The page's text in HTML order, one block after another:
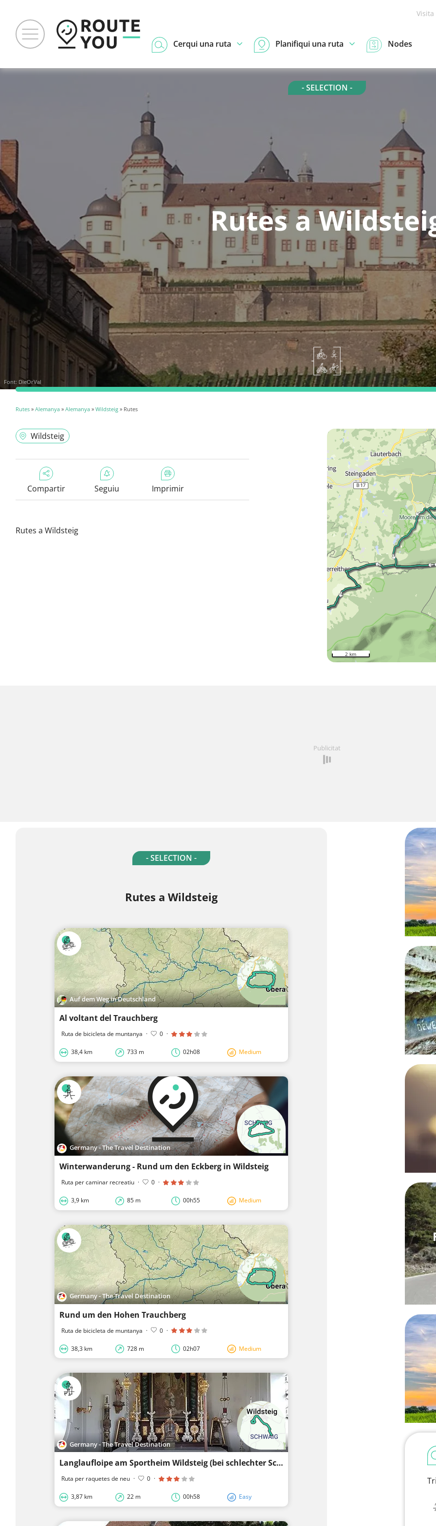
Cerqui una ruta Planifiqui una ruta Nodes
- SELECTION -
Rutes a
Font: DieOrVal
Rutes » Alemanya » Alemanya » Wildsteig » Rutes
Wildsteig
Compartir Seguiu Imprimir
Rutes a Wildsteig
2 km
Publicitat
- SELECTION -
Rutes a Wildsteig
Auf dem Weg in Deutschland
Al voltant del Trauchberg
Ruta de bicicleta de muntanya · 0 ·
38,4 km 733 m 02h08 Medium
Germany - The Travel Destination
Winterwanderung - Rund um den Eckberg in Wildsteig
Ruta per caminar recreatiu · 0 ·
3,9 km 85 m 00h55 Medium
Germany - The Travel Destination
Rund um den Hohen Trauchberg
Ruta de bicicleta de muntanya · 0 ·
38,3 km 728 m 02h07 Medium
Germany - The Travel Destination
Langlaufloipe am Sportheim Wildsteig (bei schlechter Schneelage)
Ruta per raquetes de neu · 0 ·
3,87 km 22 m 00h58 Easy